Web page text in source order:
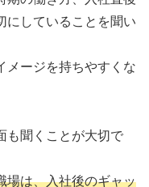
にしていることを聞い
メージを持ちやすくな
も聞くことが大切で
場は、入社後のギャッ